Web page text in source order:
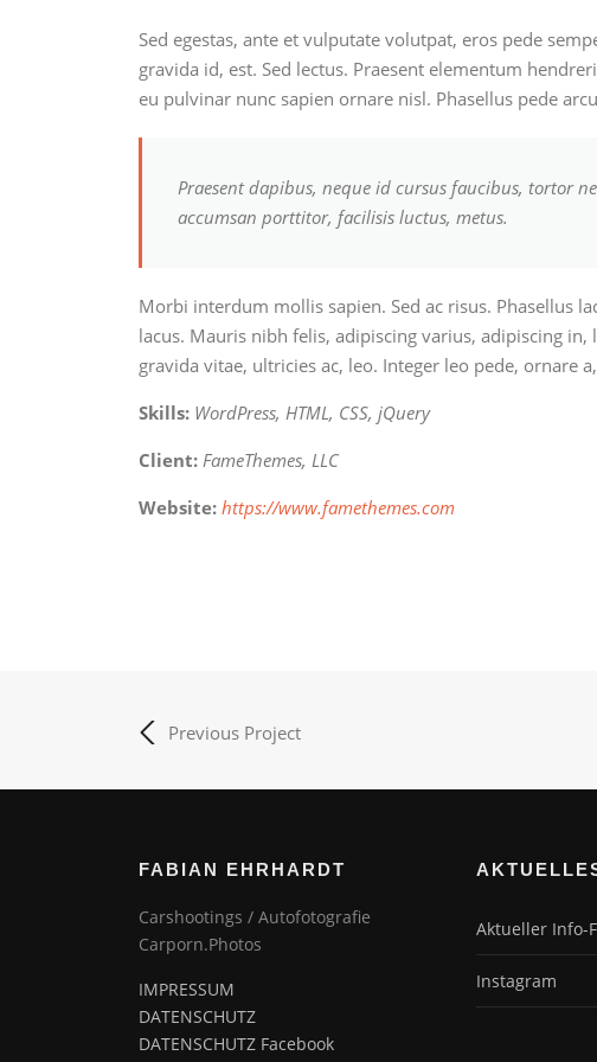
Sed egestas, ante et vulputate volutpat, eros pede
gravida id, est. Sed lectus. Praesent elementum
eu pulvinar nunc sapien ornare nisl. Phasellus pede
Praesent dapibus, neque id cursus faucibus, tortor
accumsan porttitor, facilisis luctus, metus.
Morbi interdum mollis sapien. Sed ac risus. Phasellus
lacus. Mauris nibh felis, adipiscing varius, adipiscing
gravida vitae, ultricies ac, leo. Integer leo pede, ornare
Skills: WordPress, HTML, CSS, jQuery
Client: FameThemes, LLC
Website: https://www.famethemes.com
Previous Project
FABIAN EHRHARDT
Carshootings / Autofotografie
Carporn.Photos
IMPRESSUM
DATENSCHUTZ
DATENSCHUTZ Facebook
Aktueller Info-
Instagram